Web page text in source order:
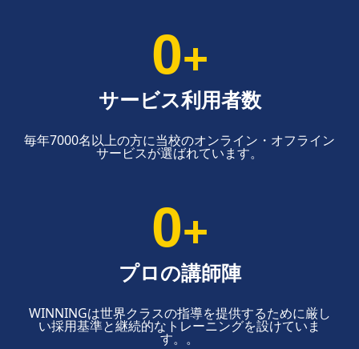
0+
サービス利用者数
毎年7000名以上の方に当校のオンライン・オフライン
サービスが選ばれています。
0+
プロの講師陣
WINNINGは世界クラスの指導を提供するために厳し
い採用基準と継続的なトレーニングを設けていま
す。。